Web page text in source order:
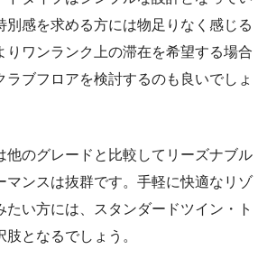
別感を求める方には物足りなく感じる
りワンランク上の滞在を希望する場合
ラブフロアを検討するのも良いでしょ
他のグレードと比較してリーズナブル
マンスは抜群です。手軽に快適なリゾ
たい方には、スタンダードツイン・ト
となるでしょう。